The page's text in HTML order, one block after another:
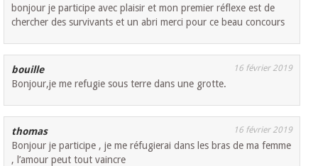
bonjour je participe avec plaisir et mon premier réflexe est de
chercher des survivants et un abri merci pour ce beau concours
bouille 16 février 2019
Bonjour,je me refugie sous terre dans une grotte.
thomas 16 février 2019
Bonjour je participe , je me réfugierai dans les bras de ma femme
, l’amour peut tout vaincre